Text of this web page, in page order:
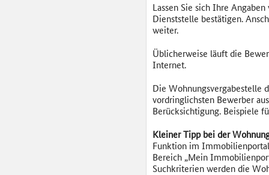
Lassen Sie sich Ihre
Dienststelle bestätigen.
weiter.
Üblicherweise läuft die
Internet.
Die Wohnungsvergabestelle
vordringlichsten Bewerber
Berücksichtigung. Beispiele
Kleiner Tipp bei der
Funktion im
Bereich „Mein
Suchkriterien werden die